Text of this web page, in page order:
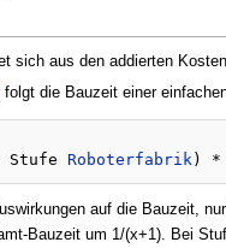
sich aus den addierten
folgt die Bauzeit einer
Stufe Roboterfabrik ) *
auf die Bauzeit,
Bauzeit um 1/(x+1). Bei